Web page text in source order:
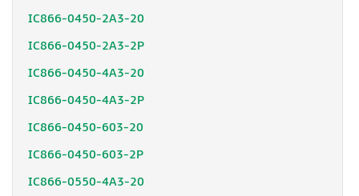
IC866-0450-2A3-20
IC866-0450-2A3-2P
IC866-0450-4A3-20
IC866-0450-4A3-2P
IC866-0450-603-20
IC866-0450-603-2P
IC866-0550-4A3-20